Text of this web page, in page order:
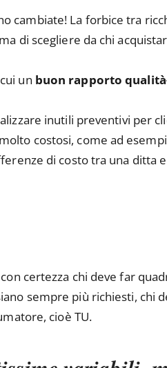
cambiate! La forbice tra
di scegliere da chi
un buon rapporto
inutili preventivi per
costosi, come ad
di costo tra una ditta e
certezza chi deve far
sempre più richiesti, chi
cioè TU.